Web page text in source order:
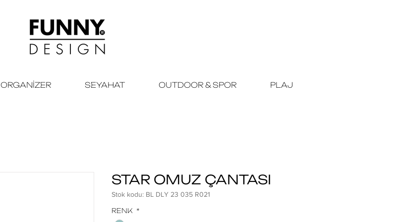
ORGANİZER SEYAHAT OUTDOOR & SPOR PLAJ
STAR OMUZ ÇANTASI
Stok kodu: BL DLY 23 035 R021
RENK *